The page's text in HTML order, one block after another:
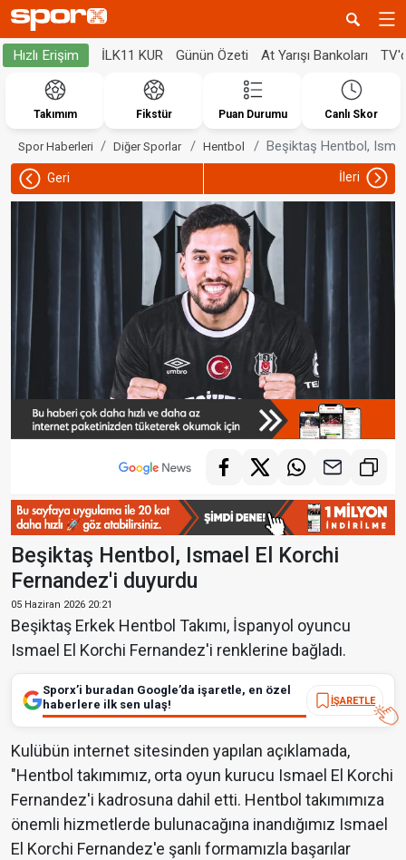
Hızlı Erişim İLK11 KUR Günün Özeti At Yarışı Bankoları
Takımım Fikstür Puan Durumu Canlı Skor
Spor Haberleri Diğer Sporlar Hentbol Beşiktaş Hentbol,
Geri İleri
Beşiktaş Hentbol, Ismael El Korchi
Fernandez'i duyurdu
05 Haziran 2026 20:21
Beşiktaş Erkek Hentbol Takımı, İspanyol oyuncu
Ismael El Korchi Fernandez'i renklerine bağladı.
Sporx’i buradan Google’da işaretle, en özel
haberlere ilk sen ulaş!
İŞARETLE
Kulübün internet sitesinden yapılan açıklamada,
"Hentbol takımımız, orta oyun kurucu Ismael El Korchi
Fernandez'i kadrosuna dahil etti. Hentbol takımımıza
önemli hizmetlerde bulunacağına inandığımız Ismael
El Korchi Fernandez'e şanlı formamızla başarılar